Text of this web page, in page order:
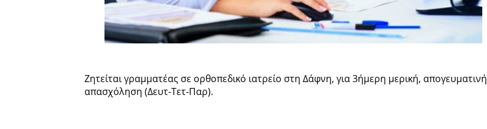
Ζητείται γραμματέας σε ορθοπεδικό ιατρείο στη Δάφνη, για 3ήμερη μερική, απογευματινή
απασχόληση (Δευτ-Τετ-Παρ).